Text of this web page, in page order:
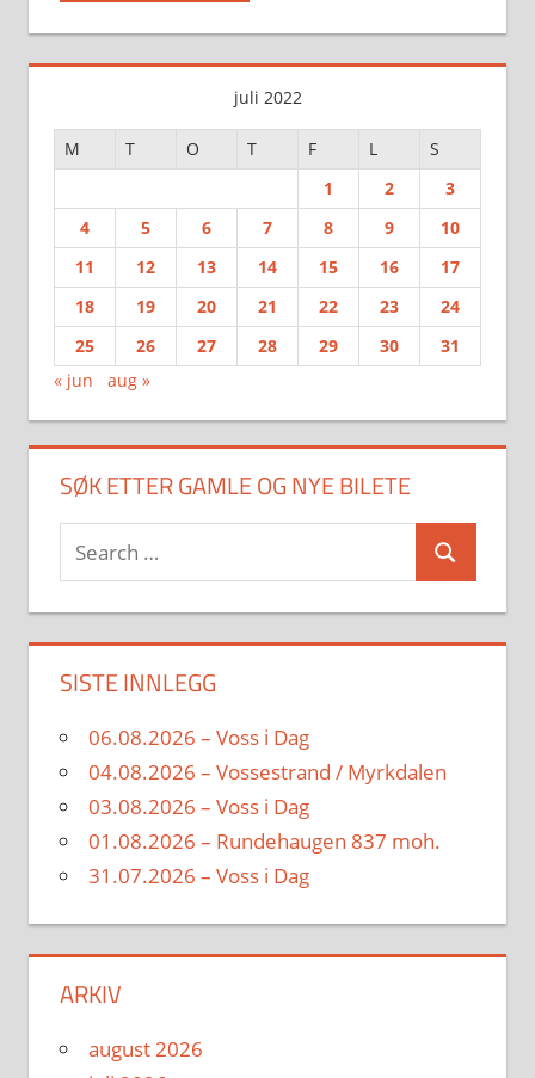
juli 2022
M T O T F L
S
1
2
3
4
5 6 7 8 9
10
11
12 13 14 15 16
17
18
19 20 21 22 23
24
25
26 27 28 29 30
31
« jun
aug »
SØK ETTER GAMLE OG NYE BILETE
Search
for:
Search
SISTE INNLEGG
06.08.2026 – Voss i Dag
04.08.2026 – Vossestrand / Myrkdalen
03.08.2026 – Voss i Dag
01.08.2026 – Rundehaugen 837 moh.
31.07.2026 – Voss i Dag
ARKIV
august 2026